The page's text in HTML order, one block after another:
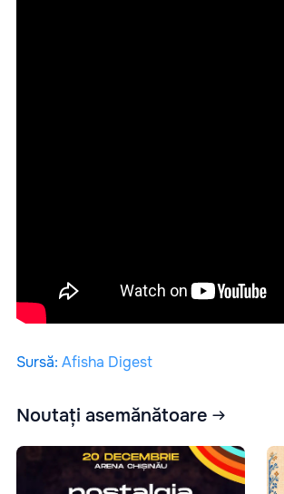
Sursă: Afisha Digest
Noutați asemănătoare